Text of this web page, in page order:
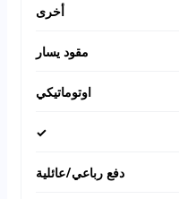
أخرى
مقود يسار
اوتوماتيكي
✓
دفع رباعي/عائلية